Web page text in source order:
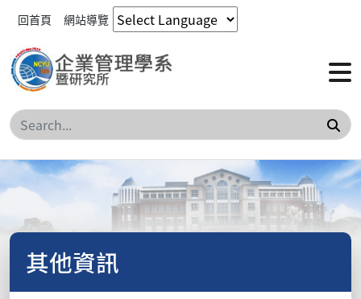
回首頁 網站導覽
搜
其他資訊